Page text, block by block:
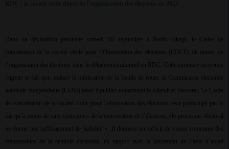
Dans sa déclaration parvenue samedi 10 septembre à Radio Okapi, le Cadre de
concertation de la société civile pour l’Observation des élections (CDCE) dit douter de
l’organisation des élections dans le délai constitutionnel en RDC. Cette structure citoyenne
regrette le fait que, malgré la publication de la feuille de route, la Commission électorale
nationale indépendante (CENI) tarde à publier notamment le calendrier électoral. Le Cadre
de concertation de la société civile pour l’observation des élections reste préoccupé par le
fait qu’à moins de cinq cents jours de la convocation de l’électorat, «le processus électoral
ne donne pas suffisamment de lisibilité ». Il dénonce un déficit de vision commune des
responsables de la centrale électorale, en rapport avec le lancement de l’avis d’appel